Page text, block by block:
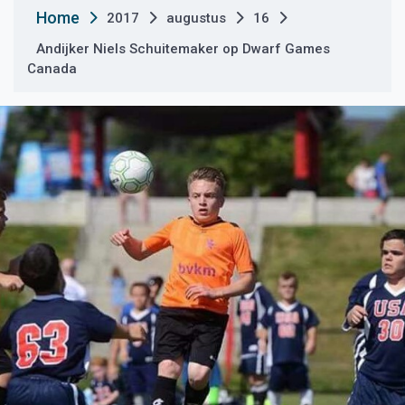
Home 2017 augustus
16
Andijker Niels Schuitemaker op Dwarf Games
Canada